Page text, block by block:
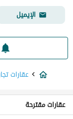
الإيميل
عقارات
عقارات مقترحة